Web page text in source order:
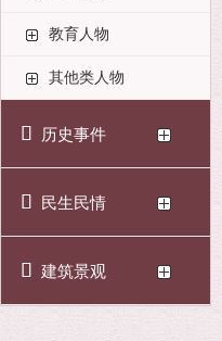
教育人物
其他类人物
历史事件
民生民情
建筑景观